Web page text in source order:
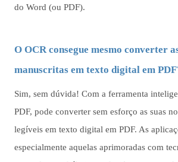
do Word (ou PDF).
O OCR consegue mesmo converter
manuscritas em texto digital em
Sim, sem dúvida! Com a ferramenta
PDF, pode converter sem esforço as suas
legíveis em texto digital em PDF. As
especialmente aquelas aprimoradas com